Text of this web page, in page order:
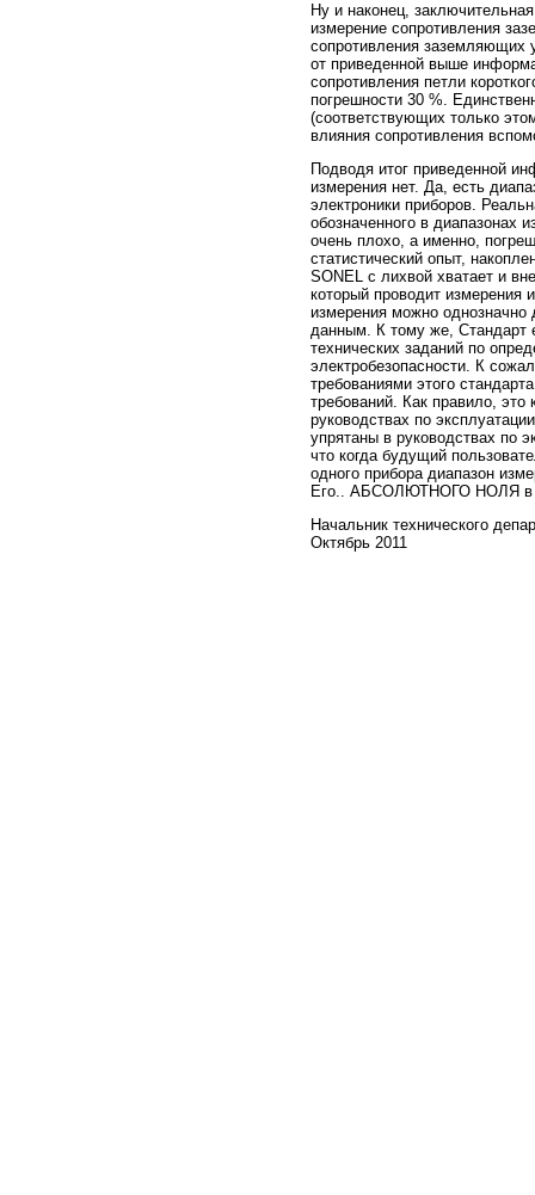
Ну и наконец,
измерение сопротивления
сопротивления заземляющих
от приведенной выше
сопротивления петли
погрешности 30 %.
(соответствующих только
влияния сопротивления
Подводя итог приведенной
измерения нет. Да, есть
электроники приборов.
обозначенного в диапазонах
очень плохо, а именно,
статистический опыт,
SONEL с лихвой хватает и
который проводит измерения
измерения можно однозначно
данным. К тому же, Стандарт
технических заданий по
электробезопасности. К
требованиями этого
требований. Как правило,
руководствах по
упрятаны в руководствах по
что когда будущий
одного прибора диапазон
Его.. АБСОЛЮТНОГО НОЛЯ в
Начальник технического
Октябрь 2011